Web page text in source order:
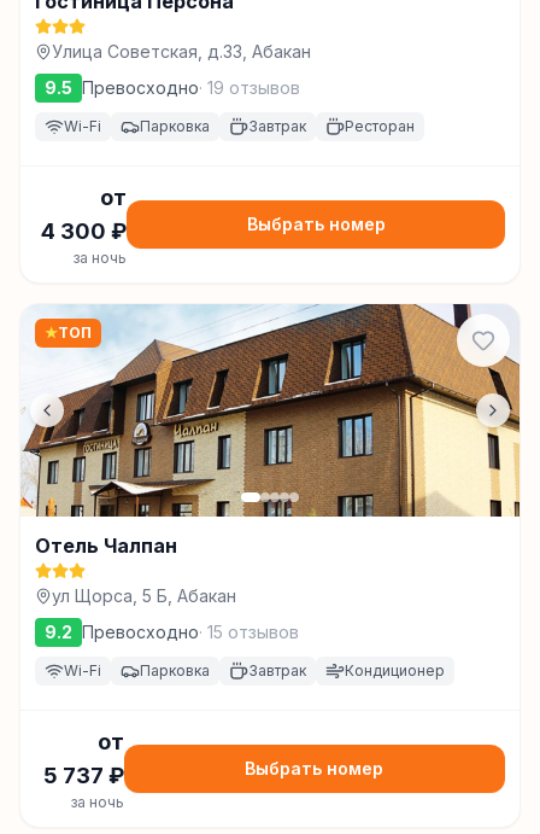
Улица Советская, д.33, Абакан
9.5 Превосходно· 19 отзывов
Wi-Fi Парковка Завтрак Ресторан
от
4 300 ₽
за ночь
Выбрать номер
★ТОП
Отель Чалпан
ул Щорса, 5 Б, Абакан
9.2 Превосходно· 15 отзывов
Wi-Fi Парковка Завтрак Кондиционер
от
5 737 ₽
за ночь
Выбрать номер